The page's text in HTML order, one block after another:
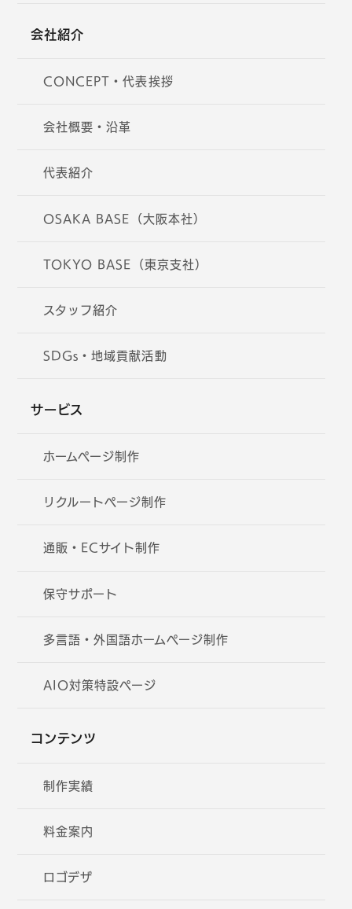
会社紹介
CONCEPT・代表挨拶
会社概要・沿革
代表紹介
OSAKA BASE（大阪本社）
TOKYO BASE（東京支社）
スタッフ紹介
SDGs・地域貢献活動
サービス
ホームページ制作
リクルートページ制作
通販・ECサイト制作
保守サポート
多言語・外国語ホームページ制作
AIO対策特設ページ
コンテンツ
制作実績
料金案内
ロゴデザ